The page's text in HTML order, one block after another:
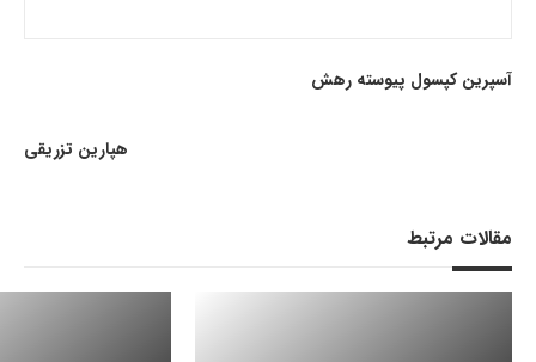
آسپرین کپسول پیوسته رهش
هپارین تزریقی
مقالات مرتبط